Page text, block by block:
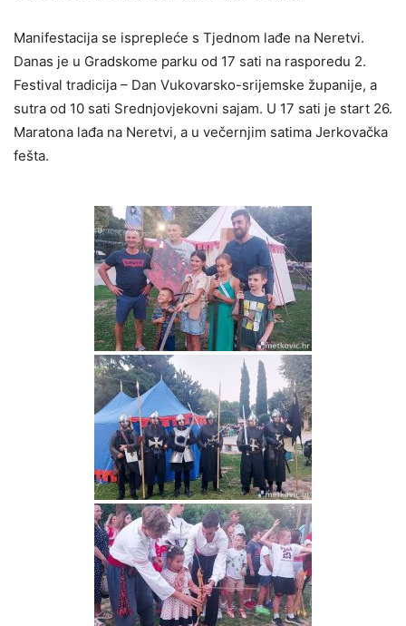
Manifestacija se isprepleće s Tjednom lađe na Neretvi.
Danas je u Gradskome parku od 17 sati na rasporedu 2.
Festival tradicija – Dan Vukovarsko-srijemske županije, a
sutra od 10 sati Srednjovjekovni sajam. U 17 sati je start 26.
Maratona lađa na Neretvi, a u večernjim satima Jerkovačka
fešta.